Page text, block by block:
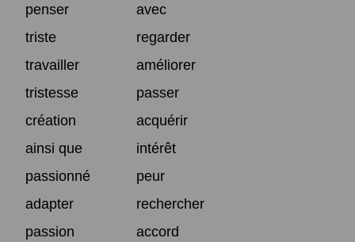
penser
avec
triste
regarder
travailler
améliorer
tristesse
passer
création
acquérir
ainsi que
intérêt
passionné
peur
adapter
rechercher
passion
accord